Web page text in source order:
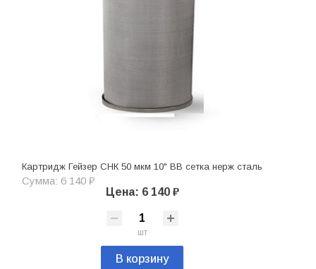
Картридж Гейзер СНК 50 мкм 10" ВВ сетка нерж сталь
Сумма: 6 140 ₽
Цена: 6 140 ₽
шт
В корзину